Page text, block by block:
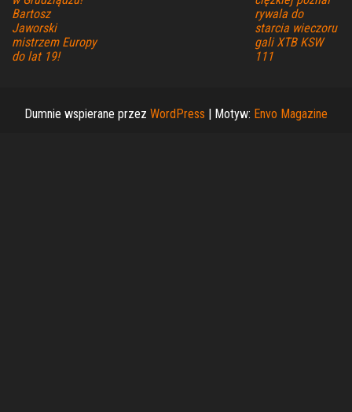
Bartosz
Jaworski
mistrzem Europy
do lat 19!
rywala do
starcia wieczoru
gali XTB KSW
111
Dumnie wspierane przez WordPress | Motyw: Envo Magazine